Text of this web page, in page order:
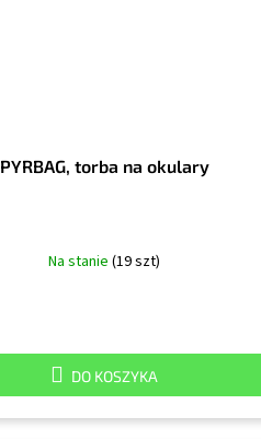
PYRBAG, torba na okulary
Na stanie (19 szt)
DO KOSZYKA